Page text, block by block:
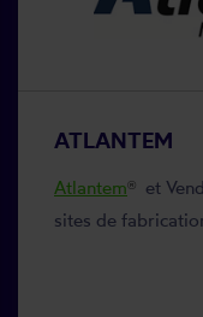
ATLANTEM
Atlantem ®
et
sites de